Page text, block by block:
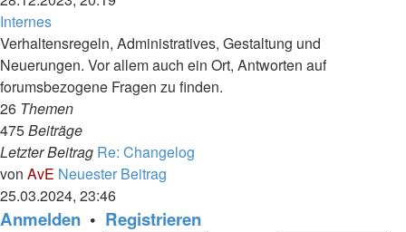
Internes
Verhaltensregeln, Administratives, Gestaltung und
Neuerungen. Vor allem auch ein Ort, Antworten auf
forumsbezogene Fragen zu finden.
26 Themen
475Beiträge
Letzter Beitrag Re: Changelog
von AvE Neuester Beitrag
25.03.2024, 23:46
Anmelden • Registrieren